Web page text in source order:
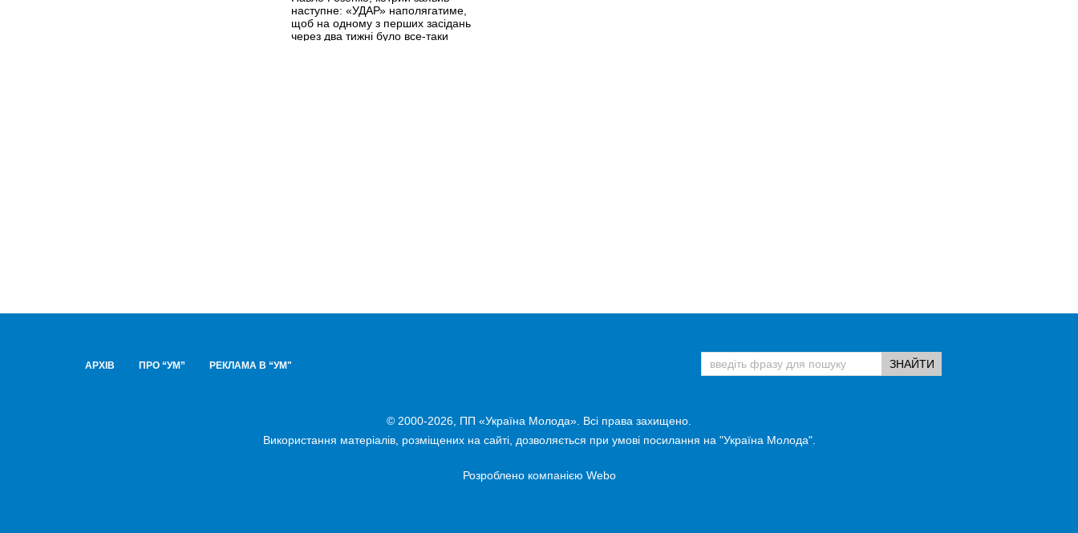
наступне: «УДАР» наполягатиме,
щоб на одному з перших засідань
через два тижні було все-таки
АРХІВ ПРО “УМ” РЕКЛАМА В “УМ"
© 2000-2026, ПП «Україна Молода». Всі права захищено.
Використання матеріалів, розміщених на сайті, дозволяється при умові посилання на "Україна Молода".
Розроблено компанією Webo